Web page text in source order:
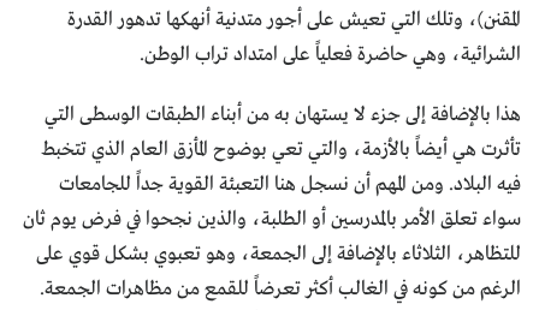
المقنن)، وتلك التي تعيش على أجور متدنية أنهكها تدهور القدرة
الشرائية، وهي حاضرة فعلياً على امتداد تراب الوطن.
هذا بالإضافة إلى جزء لا يستهان به من أبناء الطبقات الوسطى التي
تأثرت هي أيضاً بالأزمة، والتي تعي بوضوح المأزق العام الذي تتخبط
فيه البلاد. ومن المهم أن نسجل هنا التعبئة القوية جداً للجامعات
سواء تعلق الأمر بالمدرسين أو الطلبة، والذين نجحوا في فرض يوم ثان
للتظاهر، الثلاثاء بالإضافة إلى الجمعة، وهو تعبوي بشكل قوي على
الرغم من كونه في الغالب أكثر تعرضاً للقمع من مظاهرات الجمعة.